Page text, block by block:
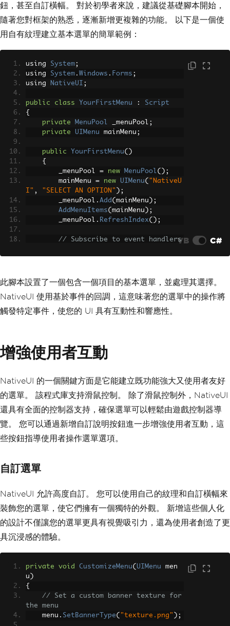
鈕，甚至自訂橫幅。 對於初學者來說，建議從基礎腳本開始，
隨著您對框架的熟悉，逐漸新增更複雜的功能。 以下是一個使
用自有紋理建立基本選單的簡單範例：
using System;
using System . Windows . Forms ;
using
NativeUI ;
public class YourFirstMenu :
Script
{
private
MenuPool _menuPool ;
private
UIMenu mainMenu ;
public YourFirstMenu()
{
        _menuPool
= new MenuPool();
        mainMenu
= new UIMenu( "NativeU
I" , "SELECT AN OPTION" );
        _menuPool
. Add ( mainMenu );
AddMenuItems( mainMenu );
        _menuPool
. RefreshIndex();
// Subscribe to event handlers
}
private void AddMenuItems(UIMenu m
enu)
        menu
.AddItem
item is selected
        menu
.OnItemSelect += ( sender ,
item, index)
=>
{
if
( item == item1 )
{
// Do something when I
tem 1 is selected
private void OnTick (object sender,
EventArgs e
{
// Process the pool to handle
drawing and interactions
        _menuPool
}
(
er
KeyCode == F5 && ! _
VB C#
此腳本設置了一個包含一個項目的基本選單，並處理其選擇。
NativeUI 使用基於事件的回調，這意味著您的選單中的操作將
觸發特定事件，使您的 UI 具有互動性和響應性。
增強使用者互動
NativeUI 的一個關鍵方面是它能建立既功能強大又使用者友好
的選單。 該程式庫支持滑鼠控制。 除了滑鼠控制外，NativeUI
還具有全面的控制器支持，確保選單可以輕鬆由遊戲控制器導
覽。 您可以通過新增自訂說明按鈕進一步增強使用者互動，這
些按鈕指導使用者操作選單選項。
自訂選單
NativeUI 允許高度自訂。 您可以使用自己的紋理和自訂橫幅來
裝飾您的選單，使它們擁有一個獨特的外觀。 新增這些個人化
的設計不僅讓您的選單更具有視覺吸引力，還為使用者創造了更
具沉浸感的體驗。
private void CustomizeMenu( UIMenu men
u )
{
// Set a custom banner texture for
the menu
    menu
. SetBannerType( "texture.png" );